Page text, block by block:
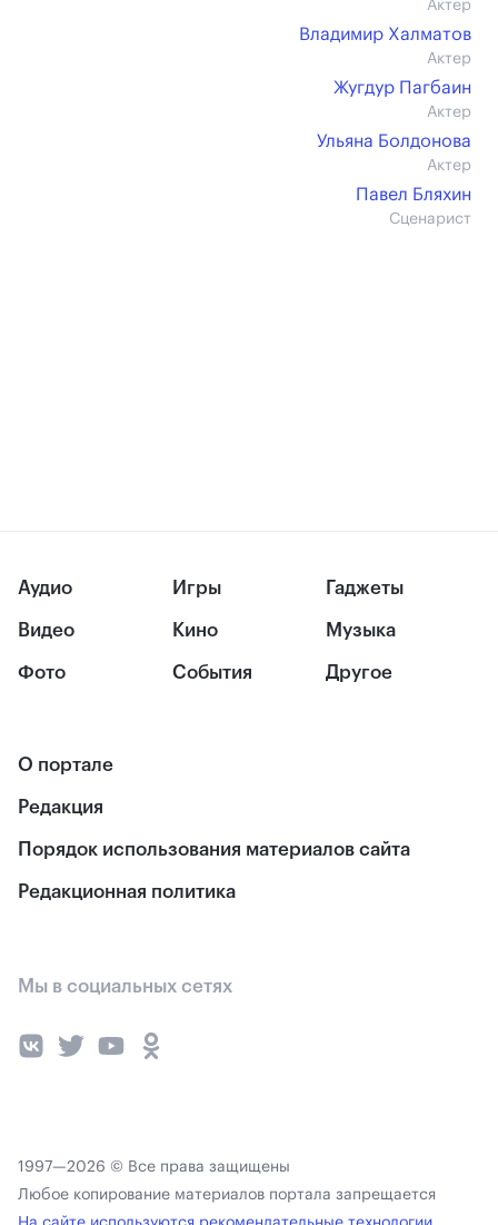
Актер
Владимир Халматов
Актер
Жугдур Пагбаин
Актер
Ульяна Болдонова
Актер
Павел Бляхин
Сценарист
Аудио
Видео
Фото
Игры
Кино
События
Гаджеты
Музыка
Другое
О портале
Редакция
Порядок использования материалов сайта
Редакционная политика
Мы в социальных сетях
1997—2026 © Все права защищены
Любое копирование материалов портала запрещается